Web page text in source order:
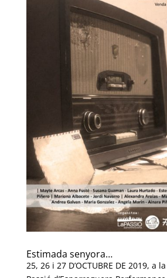
Estimada senyora…
25, 26 i 27 D’OCTUBRE DE 2019, a